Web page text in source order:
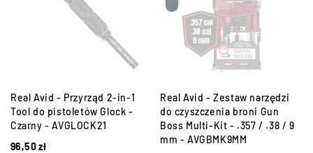
Real Avid - Przyrząd 2-in-1
Tool do pistoletów Glock -
Czarny - AVGLOCK21
96,50zł
Real Avid - Zestaw narzędzi
do czyszczenia broni Gun
Boss Multi-Kit - .357 / .38 / 9
mm - AVGBMK9MM